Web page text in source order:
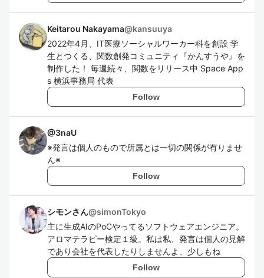
Keitarou Nakayama@kansuuya
2022年4月、IT医療ソーシャルワーカー科を創設 学
生とつくる、関数創発コミュニティ『かんすうや』を
制作した！ 毎週続々、関数をリリース中 Space App
s 横浜事務局 代表
Follow
@3naU
※発言は個人のもので所属とは一切の関係が有りませ
ん※
Follow
シモンさん@simonTokyo
主に生成AIのPoCやってるソフトウェアエンジニア。
アロマテラピー検定１級。私は私、発言は個人の見解
であり会社を代表したりしませんよ、少しもね
Follow